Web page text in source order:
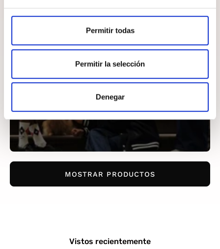
Permitir todas
Permitir la selección
Denegar
MOSTRAR PRODUCTOS
Vistos recientemente